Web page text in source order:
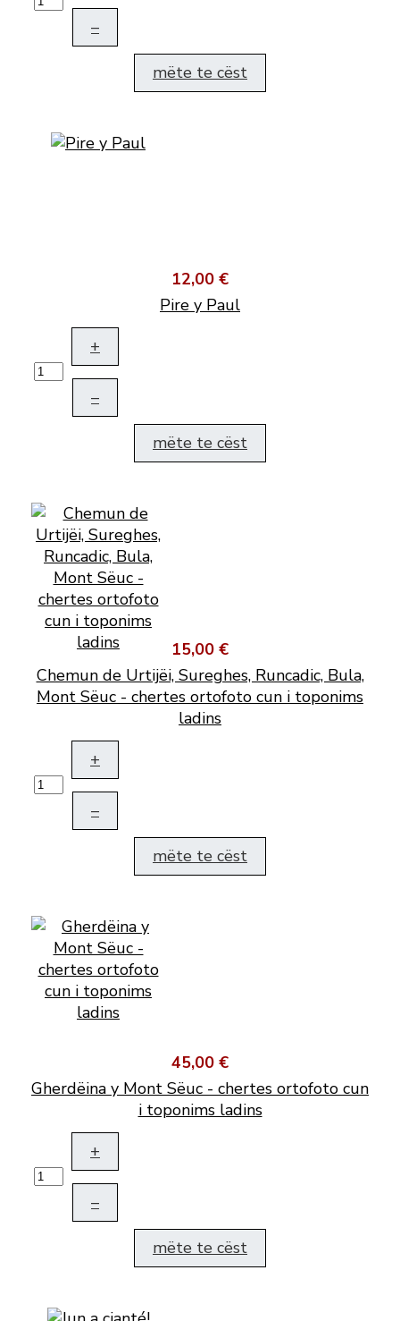
–
mëte te cëst
12,00 €
Pire y Paul
+
–
mëte te cëst
15,00 €
Chemun de Urtijëi, Sureghes, Runcadic, Bula,
Mont Sëuc - chertes ortofoto cun i toponims
ladins
+
–
mëte te cëst
45,00 €
Gherdëina y Mont Sëuc - chertes ortofoto cun
i toponims ladins
+
–
mëte te cëst